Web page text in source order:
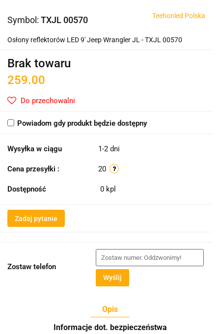
Symbol: TXJL 00570 Teehonled Polska
Osłony reflektorów LED 9' Jeep Wrangler JL - TXJL 00570
Brak towaru
259.00
Do przechowalni
Powiadom gdy produkt będzie dostępny
Wysyłka w ciągu 1-2 dni
Cena przesyłki : 20
Dostępność 0 kpl
Zadaj pytanie
Zostaw telefon
Wyślij
Opis
Informacje dot. bezpieczeństwa